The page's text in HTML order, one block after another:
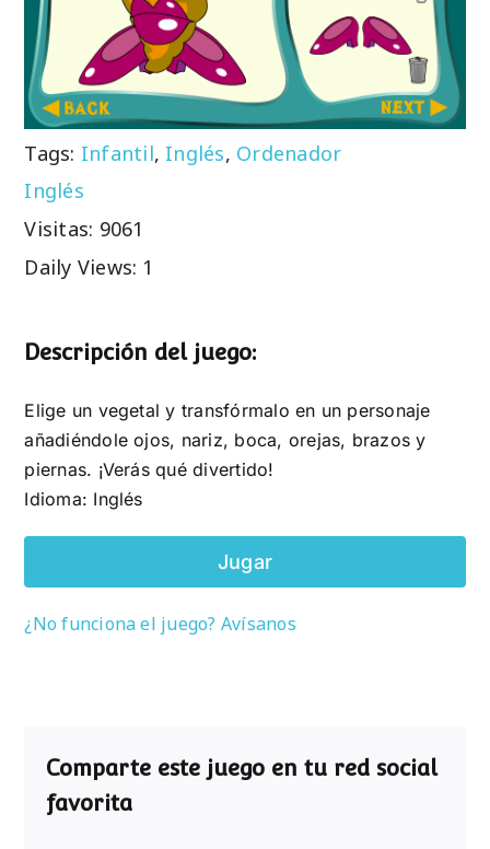
Tags: Infantil, Inglés, Ordenador
Inglés
Visitas: 9061
Daily Views: 1
Descripción del juego:
Elige un vegetal y transfórmalo en un personaje
añadiéndole ojos, nariz, boca, orejas, brazos y
piernas. ¡Verás qué divertido!
Idioma: Inglés
Jugar
¿No funciona el juego? Avísanos
Comparte este juego en tu red social
favorita